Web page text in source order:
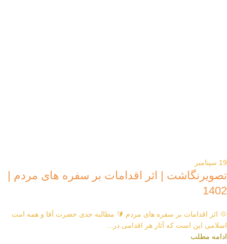
19 سپتامبر
تصویرنگاشت | اثر اقدامات بر سفره های مردم |
1402
💠 اثر اقدامات بر سفره های مردم 🔰 مطالبه جدی حضرت آقا و همه امت
اسلامی این است که آثار هر اقدامی در...
ادامه مطلب